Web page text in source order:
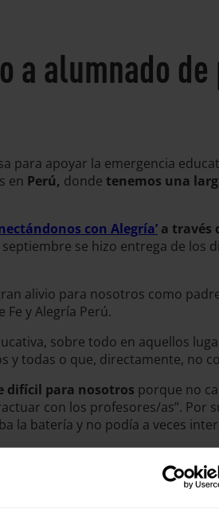
a alumnado
para apoyar la emergencia
en Perú, donde tenemos una
con Alegría’ a través
septiembre se hizo entrega de los
alivio para nosotros como
Fe y Alegría Perú.
sobre todo en aquellos
y todas o que, directamente, no
difícil para nosotros porque no
con los profesores/as”. Por
la batería y no podía a veces
aplicaciones y recursos